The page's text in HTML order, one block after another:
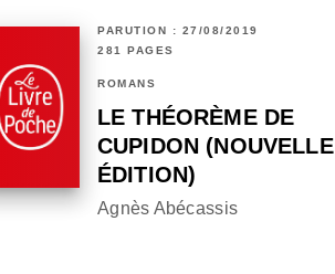
PARUTION : 27/08/2019
281 PAGES
ROMANS
LE THÉORÈME DE
CUPIDON (NOUVELLE
ÉDITION)
Agnès Abécassis